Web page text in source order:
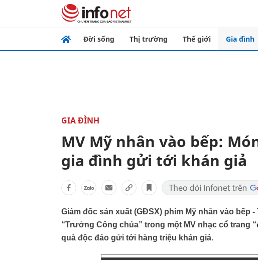
Đời sống Thị trường Thế giới Gia đình
GIA ĐÌNH
MV Mỹ nhân vào bếp:
gia đình gửi tới khán giả
Giám đốc sản xuất (GĐSX) phim Mỹ nhân vào bếp
“Trưởng Công chúa” trong một MV nhạc cổ trang
quà độc đáo gửi tới hàng triệu khán giả.